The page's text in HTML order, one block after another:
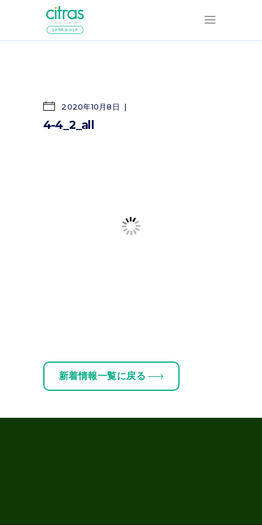
2020年10月8日
4-4_2_all
新着情報一覧に戻る